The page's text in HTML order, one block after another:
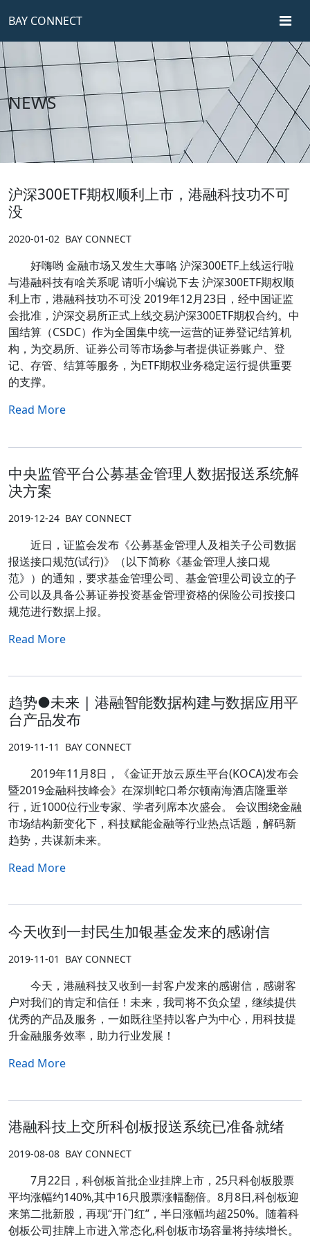
BAY CONNECT
NEWS
沪深300ETF期权顺利上市，港融科技功不可
没
2020-01-02 BAY CONNECT
好嗨哟 金融市场又发生大事咯 沪深300ETF上线运行啦
与港融科技有啥关系呢 请听小编说下去 沪深300ETF期权顺
利上市，港融科技功不可没 2019年12月23日，经中国证监
会批准，沪深交易所正式上线交易沪深300ETF期权合约。中
国结算（CSDC）作为全国集中统一运营的证券登记结算机
构，为交易所、证券公司等市场参与者提供证券账户、登
记、存管、结算等服务，为ETF期权业务稳定运行提供重要
的支撑。
Read More
中央监管平台公募基金管理人数据报送系统解
决方案
2019-12-24 BAY CONNECT
近日，证监会发布《公募基金管理人及相关子公司数据
报送接口规范(试行)》（以下简称《基金管理人接口规
范》）的通知，要求基金管理公司、基金管理公司设立的子
公司以及具备公募证券投资基金管理资格的保险公司按接口
规范进行数据上报。
Read More
趋势●未来 | 港融智能数据构建与数据应用平
台产品发布
2019-11-11 BAY CONNECT
2019年11月8日，《金证开放云原生平台(KOCA)发布会
暨2019金融科技峰会》在深圳蛇口希尔顿南海酒店隆重举
行，近1000位行业专家、学者列席本次盛会。 会议围绕金融
市场结构新变化下，科技赋能金融等行业热点话题，解码新
趋势，共谋新未来。
Read More
今天收到一封民生加银基金发来的感谢信
2019-11-01 BAY CONNECT
今天，港融科技又收到一封客户发来的感谢信，感谢客
户对我们的肯定和信任！未来，我司将不负众望，继续提供
优秀的产品及服务，一如既往坚持以客户为中心，用科技提
升金融服务效率，助力行业发展！
Read More
港融科技上交所科创板报送系统已准备就绪
2019-08-08 BAY CONNECT
7月22日，科创板首批企业挂牌上市，25只科创板股票
平均涨幅约140%,其中16只股票涨幅翻倍。8月8日,科创板迎
来第二批新股，再现“开门红”，半日涨幅均超250%。随着科
创板公司挂牌上市进入常态化,科创板市场容量将持续增长。